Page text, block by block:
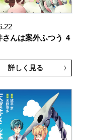
さんは案外ふつう 4
詳しく見る